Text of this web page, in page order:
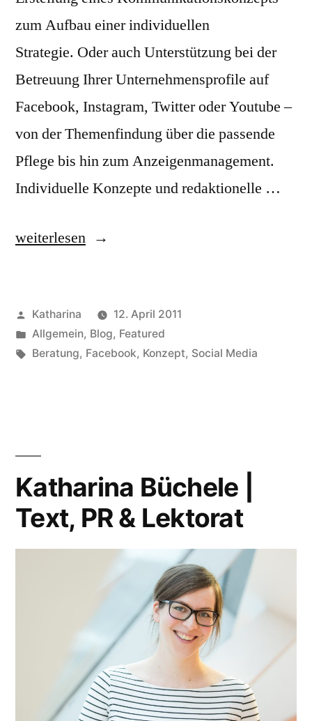
zum Aufbau einer individuellen
Strategie. Oder auch Unterstützung bei der
Betreuung Ihrer Unternehmensprofile auf
Facebook, Instagram, Twitter oder Youtube –
von der Themenfindung über die passende
Pflege bis hin zum Anzeigenmanagement.
Individuelle Konzepte und redaktionelle …
„Was
weiterlesen
Veröffentlicht
von
Katharina
12. April 2011
Veröffentlicht
in
Allgemein, Blog, Featured
Schlagwörter:
Beratung, Facebook, Konzept, Social Media
Katharina Büchele |
Text, PR & Lektorat